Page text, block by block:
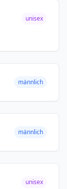
unisex
männlich
männlich
unisex